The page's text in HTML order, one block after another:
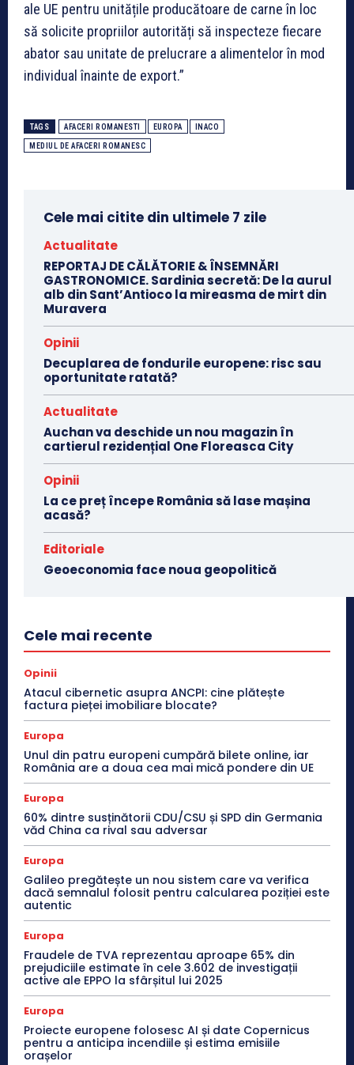
ale UE pentru unitățile producătoare de carne în loc
să solicite propriilor autorități să inspecteze fiecare
abator sau unitate de prelucrare a alimentelor în mod
individual înainte de export.”
TAGS AFACERI ROMANESTI EUROPA INACO
MEDIUL DE AFACERI ROMANESC
Cele mai citite din ultimele 7 zile
Actualitate
REPORTAJ DE CĂLĂTORIE & ÎNSEMNĂRI
GASTRONOMICE. Sardinia secretă: De la aurul
alb din Sant’Antioco la mireasma de mirt din
Muravera
Opinii
Decuplarea de fondurile europene: risc sau
oportunitate ratată?
Actualitate
Auchan va deschide un nou magazin în
cartierul rezidențial One Floreasca City
Opinii
La ce preț începe România să lase mașina
acasă?
Editoriale
Geoeconomia face noua geopolitică
Cele mai recente
Opinii
Atacul cibernetic asupra ANCPI: cine plătește
factura pieței imobiliare blocate?
Europa
Unul din patru europeni cumpără bilete online, iar
România are a doua cea mai mică pondere din UE
Europa
60% dintre susținătorii CDU/CSU și SPD din Germania
văd China ca rival sau adversar
Europa
Galileo pregătește un nou sistem care va verifica
dacă semnalul folosit pentru calcularea poziției este
autentic
Europa
Fraudele de TVA reprezentau aproape 65% din
prejudiciile estimate în cele 3.602 de investigații
active ale EPPO la sfârșitul lui 2025
Europa
Proiecte europene folosesc AI și date Copernicus
pentru a anticipa incendiile și estima emisiile
orașelor